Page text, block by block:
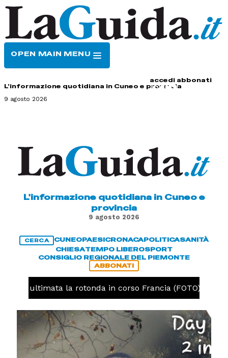
OPEN MAIN MENU
accedi abbonati
L'informazione quotidiana in Cuneo e provincia
9 agosto 2026
L'informazione quotidiana in Cuneo e
provincia
9 agosto 2026
CERCA CUNEOPAESICRONACAPOLITICASANITÀ
CHIESATEMPO LIBEROSPORT
CONSIGLIO REGIONALE DEL PIEMONTE
ABBONATI
ultimata la rotonda in corso Francia (FOTO)